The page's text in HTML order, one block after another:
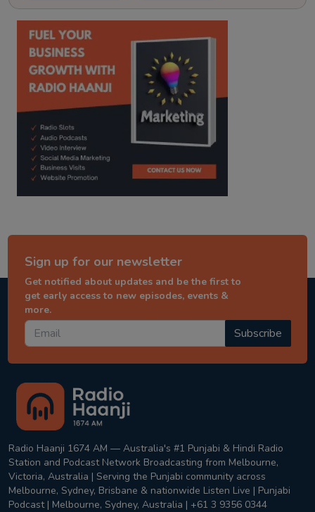
kitaab kahani punjabi story
Sign up for our newsletter
Get notified about updates and be the first to
get early access to new episodes, events &
more.
Subscribe
Radio Haanji 1674 AM — Australia's #1 Punjabi & Hindi Radio
Station and Podcast Network Broadcasting from Melbourne,
Victoria, Australia | Serving the Punjabi community across
Melbourne, Sydney, Brisbane & nationwide Listen Live | Punjabi
Podcast | Melbourne, Sydney, Australia | +61 3 9356 0344